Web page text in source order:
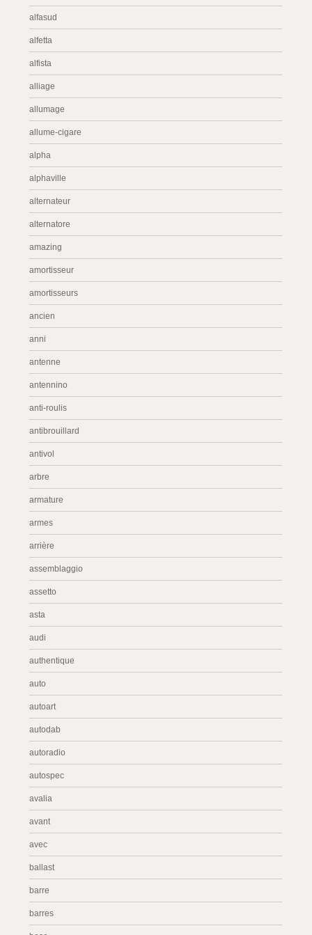
alfasud
alfetta
alfista
alliage
allumage
allume-cigare
alpha
alphaville
alternateur
alternatore
amazing
amortisseur
amortisseurs
ancien
anni
antenne
antennino
anti-roulis
antibrouillard
antivol
arbre
armature
armes
arrière
assemblaggio
assetto
asta
audi
authentique
auto
autoart
autodab
autoradio
autospec
avalia
avant
avec
ballast
barre
barres